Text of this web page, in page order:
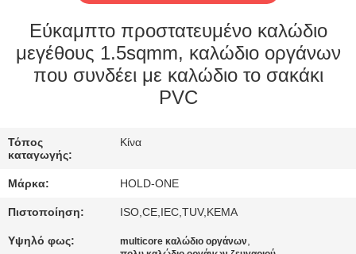
ΓΎΡΟΣ
ΕΡΓΟΣΤΑΣΊΩΝ
ΜΑΣ
ΕΛΆΤΕ
Εύκαμπτο προστατευμένο καλώδιο
μεγέθους 1.5sqmm, καλώδιο οργάνων
που συνδέει με καλώδιο το σακάκι
PVC
Τόπος
καταγωγής:
Κίνα
Μάρκα: HOLD-ONE
Πιστοποίηση: ISO,CE,IEC,TUV,KEMA
Υψηλό φως: multicore καλώδιο οργάνων,